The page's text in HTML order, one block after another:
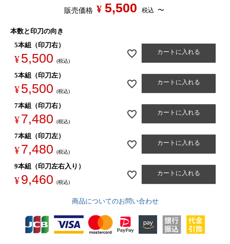
販売価格 ¥ 5,500 税込 〜
本数と印刀の向き
5本組（印刀右）
¥5,500 税込
カートに入れる
5本組（印刀左）
¥5,500 税込
カートに入れる
7本組（印刀右）
¥7,480 税込
カートに入れる
7本組（印刀左）
¥7,480 税込
カートに入れる
9本組（印刀左右入り）
¥9,460 税込
カートに入れる
商品についてのお問い合わせ